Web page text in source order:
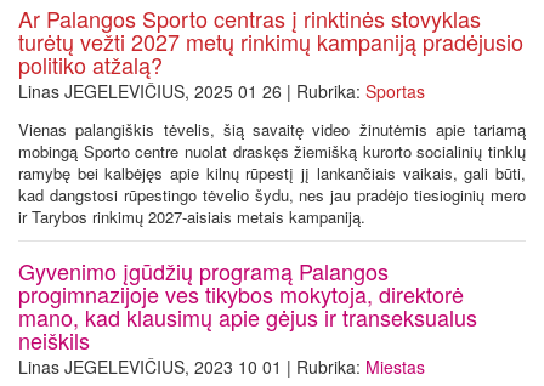
Ar Palangos Sporto centras į rinktinės stovyklas
turėtų vežti 2027 metų rinkimų kampaniją pradėjusio
politiko atžalą?
Linas JEGELEVIČIUS, 2025 01 26 | Rubrika: Sportas
Vienas palangiškis tėvelis, šią savaitę video žinutėmis apie tariamą
mobingą Sporto centre nuolat draskęs žiemišką kurorto socialinių tinklų
ramybę bei kalbėjęs apie kilnų rūpestį jį lankančiais vaikais, gali būti,
kad dangstosi rūpestingo tėvelio šydu, nes jau pradėjo tiesioginių mero
ir Tarybos rinkimų 2027-aisiais metais kampaniją.
Gyvenimo įgūdžių programą Palangos
progimnazijoje ves tikybos mokytoja, direktorė
mano, kad klausimų apie gėjus ir transeksualus
neiškils
Linas JEGELEVIČIUS, 2023 10 01 | Rubrika: Miestas